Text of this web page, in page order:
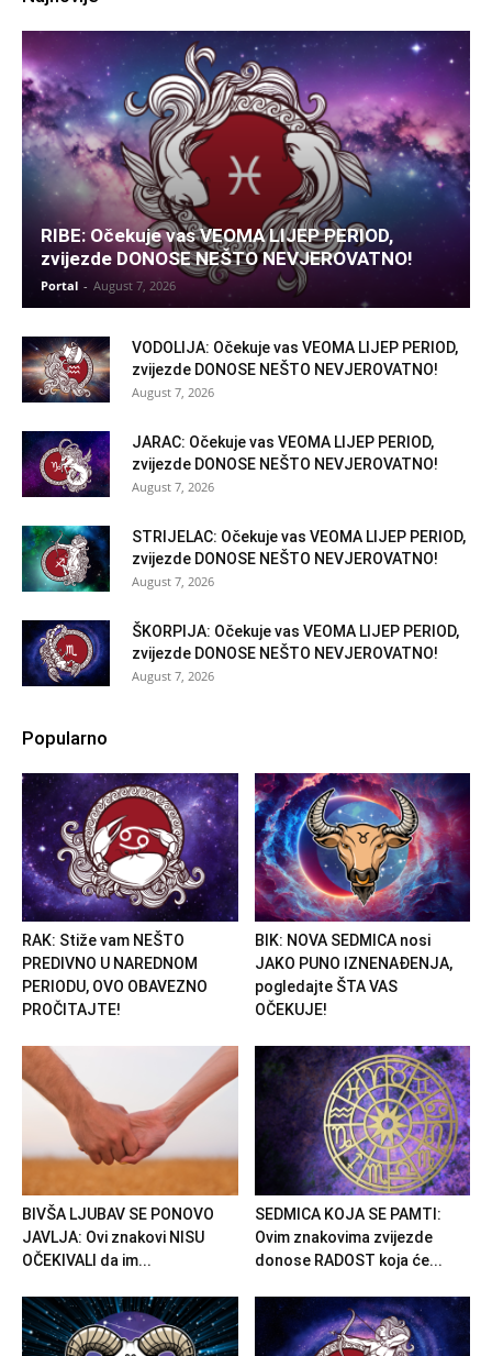
RIBE: Očekuje vas VEOMA LIJEP PERIOD,
zvijezde DONOSE NEŠTO NEVJEROVATNO!
Portal - August 7, 2026
VODOLIJA: Očekuje vas VEOMA LIJEP PERIOD,
zvijezde DONOSE NEŠTO NEVJEROVATNO!
August 7, 2026
JARAC: Očekuje vas VEOMA LIJEP PERIOD,
zvijezde DONOSE NEŠTO NEVJEROVATNO!
August 7, 2026
STRIJELAC: Očekuje vas VEOMA LIJEP PERIOD,
zvijezde DONOSE NEŠTO NEVJEROVATNO!
August 7, 2026
ŠKORPIJA: Očekuje vas VEOMA LIJEP PERIOD,
zvijezde DONOSE NEŠTO NEVJEROVATNO!
August 7, 2026
Popularno
RAK: Stiže vam NEŠTO
PREDIVNO U NAREDNOM
PERIODU, OVO OBAVEZNO
PROČITAJTE!
BIK: NOVA SEDMICA nosi
JAKO PUNO IZNENAĐENJA,
pogledajte ŠTA VAS
OČEKUJE!
BIVŠA LJUBAV SE PONOVO
JAVLJA: Ovi znakovi NISU
OČEKIVALI da im...
SEDMICA KOJA SE PAMTI:
Ovim znakovima zvijezde
donose RADOST koja će...